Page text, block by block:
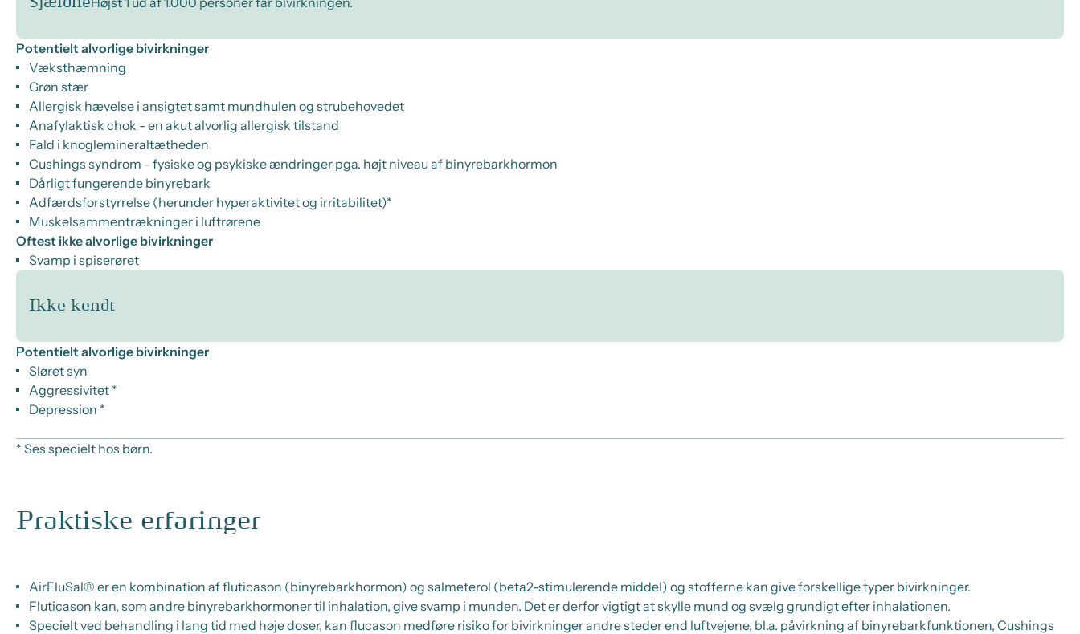
Potentielt alvorlige bivirkninger
Væksthæmning
Grøn stær
Allergisk hævelse i ansigtet samt mundhulen og strubehovedet
Anafylaktisk chok - en akut alvorlig allergisk tilstand
Fald i knoglemineraltætheden
Cushings syndrom - fysiske og psykiske ændringer pga. højt niveau af binyrebarkhormon
Dårligt fungerende binyrebark
Adfærdsforstyrrelse (herunder hyperaktivitet og irritabilitet)*
Muskelsammentrækninger i luftrørene
Oftest ikke alvorlige bivirkninger
Svamp i spiserøret
Ikke kendt
Potentielt alvorlige bivirkninger
Sløret syn
Aggressivitet *
Depression *
* Ses specielt hos børn.
Praktiske erfaringer
AirFluSal® er en kombination af fluticason (binyrebarkhormon) og salmeterol (beta2-stimulerende middel) og stofferne kan give forskellige typer bivirkninger.
Fluticason kan, som andre binyrebarkhormoner til inhalation, give svamp i munden. Det er derfor vigtigt at skylle mund og svælg grundigt efter inhalationen.
Specielt ved behandling i lang tid med høje doser, kan flucason medføre risiko for bivirkninger andre steder end luftvejene, bl.a. påvirkning af binyrebarkfunktionen, Cushings